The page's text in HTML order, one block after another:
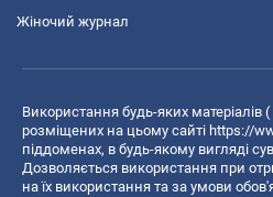
Жіночий журнал
Використання будь-яких матеріалів
розміщених на цьому сайті https://
піддоменах, в будь-якому вигляді
Дозволяється використання при
на їх використання та за умови